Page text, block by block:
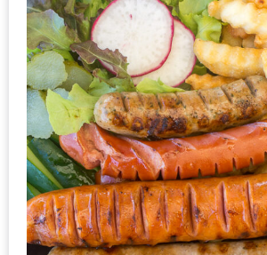
ติดต่อ
น้า
อ้วน
ติดต่อ
น้า
อ้วน
น้า
อ้วน